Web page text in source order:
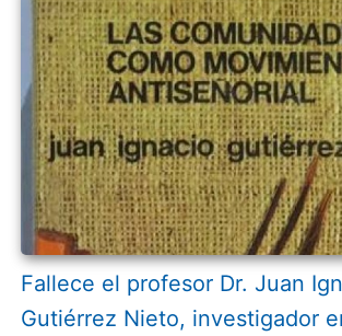
Fallece el profesor Dr. Juan
Gutiérrez Nieto, investigador